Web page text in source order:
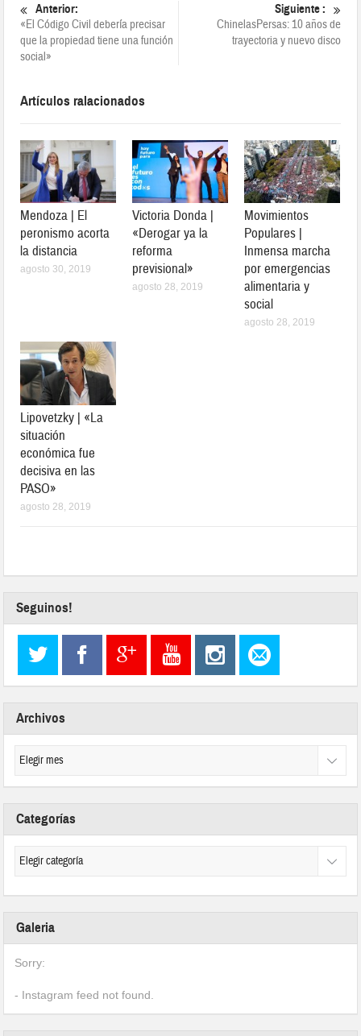
Anterior:
«El Código Civil debería precisar
que la propiedad tiene una función
social»
Siguiente :
ChinelasPersas: 10 años de
trayectoria y nuevo disco
Artículos ralacionados
Mendoza | El
peronismo acorta
la distancia
agosto 30, 2019
Victoria Donda |
«Derogar ya la
reforma
previsional»
agosto 28, 2019
Movimientos
Populares |
Inmensa marcha
por emergencias
alimentaria y
social
agosto 28, 2019
Lipovetzky | «La
situación
económica fue
decisiva en las
PASO»
agosto 28, 2019
Seguinos!
Archivos
Categorías
Galeria
Sorry:
- Instagram feed not found.